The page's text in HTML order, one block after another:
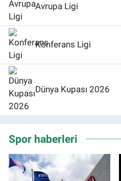
Avrupa Ligi
Konferans Ligi
Dünya Kupası 2026
Spor haberleri